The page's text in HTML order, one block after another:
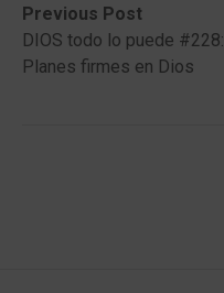
Post
navigation
Previous Post
Previous
post:DIOS todo lo puede #228:
Planes firmes en Dios
Next
post: